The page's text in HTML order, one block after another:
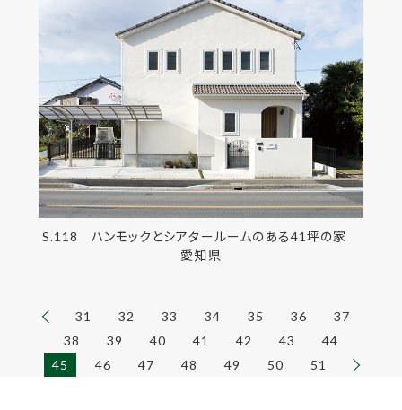
S.118 ハンモックとシアタールームのある41坪の家
愛知県
31 32 33 34 35 36
37
38
39 40 41 42 43
44
45
46 47 48 49 50 51